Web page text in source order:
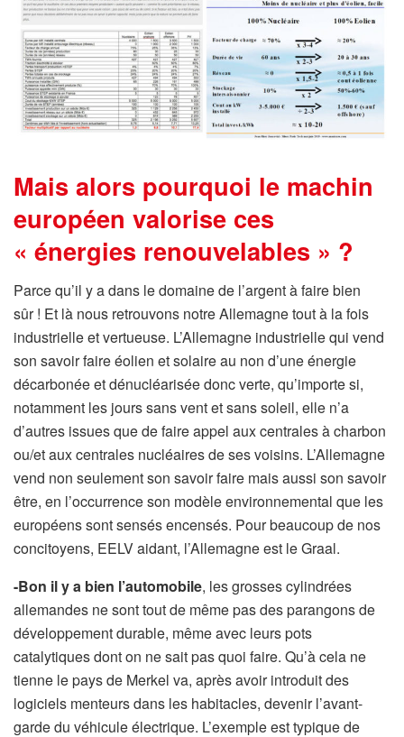
Mais alors pourquoi le machin
européen valorise ces
« énergies renouvelables » ?
Parce qu’il y a dans le domaine de l’argent à faire bien
sûr ! Et là nous retrouvons notre Allemagne tout à la fois
industrielle et vertueuse. L’Allemagne industrielle qui vend
son savoir faire éolien et solaire au non d’une énergie
décarbonée et dénucléarisée donc verte, qu’importe si,
notamment les jours sans vent et sans soleil, elle n’a
d’autres issues que de faire appel aux centrales à charbon
ou/et aux centrales nucléaires de ses voisins. L’Allemagne
vend non seulement son savoir faire mais aussi son savoir
être, en l’occurrence son modèle environnemental que les
européens sont sensés encensés. Pour beaucoup de nos
concitoyens, EELV aidant, l’Allemagne est le Graal.
-Bon il y a bien l’automobile, les grosses cylindrées
allemandes ne sont tout de même pas des parangons de
développement durable, même avec leurs pots
catalytiques dont on ne sait pas quoi faire. Qu’à cela ne
tienne le pays de Merkel va, après avoir introduit des
logiciels menteurs dans les habitacles, devenir l’avant-
garde du véhicule électrique. L’exemple est typique de